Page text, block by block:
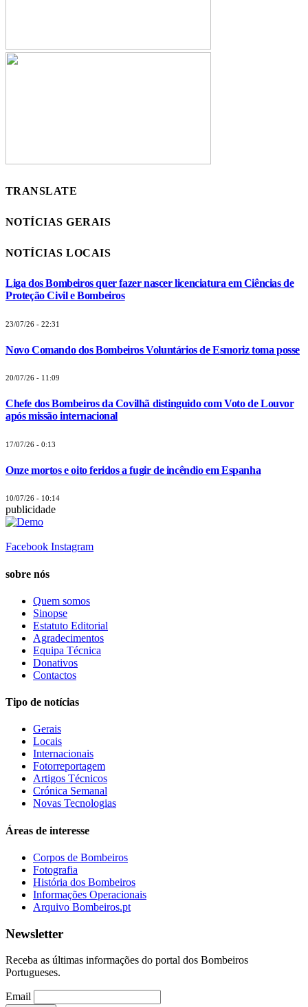
TRANSLATE
NOTÍCIAS GERAIS
NOTÍCIAS LOCAIS
Liga dos Bombeiros quer fazer nascer licenciatura em Ciências de
Proteção Civil e Bombeiros
23/07/26 - 22:31
Novo Comando dos Bombeiros Voluntários de Esmoriz toma posse
20/07/26 - 11:09
Chefe dos Bombeiros da Covilhã distinguido com Voto de Louvor
após missão internacional
17/07/26 - 0:13
Onze mortos e oito feridos a fugir de incêndio em Espanha
10/07/26 - 10:14
publicidade
Facebook Instagram
sobre nós
Quem somos
Sinopse
Estatuto Editorial
Agradecimentos
Equipa Técnica
Donativos
Contactos
Tipo de notícias
Gerais
Locais
Internacionais
Fotorreportagem
Artigos Técnicos
Crónica Semanal
Novas Tecnologias
Áreas de interesse
Corpos de Bombeiros
Fotografia
História dos Bombeiros
Informações Operacionais
Arquivo Bombeiros.pt
Newsletter
Receba as últimas informações do portal dos Bombeiros
Portugueses.
Email